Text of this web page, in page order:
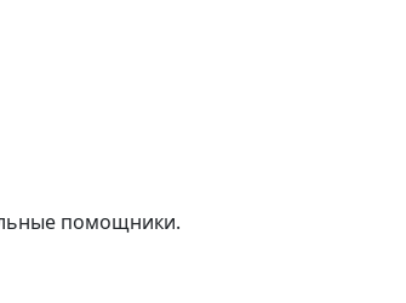
помощники.